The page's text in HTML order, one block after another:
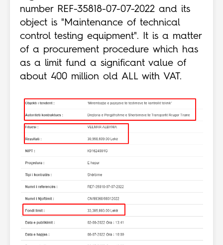
number REF-35818-07-07-2022 and its
object is "Maintenance of technical
control testing equipment". It is a matter
of a procurement procedure which has
as a limit fund a significant value of
about 400 million old ALL with VAT.